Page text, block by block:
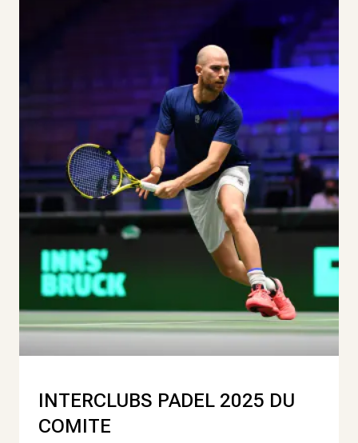
INTERCLUBS PADEL 2025 DU
COMITE